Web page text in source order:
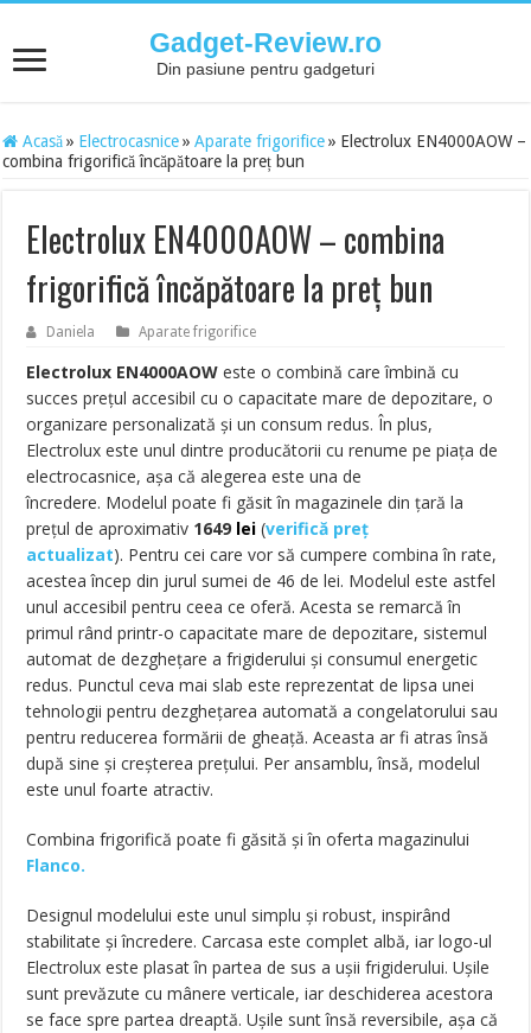
Gadget-Review.ro
Din pasiune pentru gadgeturi
Acasă » Electrocasnice » Aparate frigorifice » Electrolux EN4000AOW –
combina frigorifică încăpătoare la preț bun
Electrolux EN4000AOW – combina
frigorifică încăpătoare la preț bun
Daniela Aparate frigorifice
Electrolux EN4000AOW este o combină care îmbină cu
succes prețul accesibil cu o capacitate mare de depozitare, o
organizare personalizată și un consum redus. În plus,
Electrolux este unul dintre producătorii cu renume pe piața de
electrocasnice, așa că alegerea este una de
încredere. Modelul poate fi găsit în magazinele din țară la
prețul de aproximativ 1649 lei (verifică preț
actualizat). Pentru cei care vor să cumpere combina în rate,
acestea încep din jurul sumei de 46 de lei. Modelul este astfel
unul accesibil pentru ceea ce oferă. Acesta se remarcă în
primul rând printr-o capacitate mare de depozitare, sistemul
automat de dezghețare a frigiderului și consumul energetic
redus. Punctul ceva mai slab este reprezentat de lipsa unei
tehnologii pentru dezghețarea automată a congelatorului sau
pentru reducerea formării de gheață. Aceasta ar fi atras însă
după sine și creșterea prețului. Per ansamblu, însă, modelul
este unul foarte atractiv.
Combina frigorifică poate fi găsită și în oferta magazinului
Flanco.
Designul modelului este unul simplu și robust, inspirând
stabilitate și încredere. Carcasa este complet albă, iar logo-ul
Electrolux este plasat în partea de sus a ușii frigiderului. Ușile
sunt prevăzute cu mânere verticale, iar deschiderea acestora
se face spre partea dreaptă. Ușile sunt însă reversibile, așa că